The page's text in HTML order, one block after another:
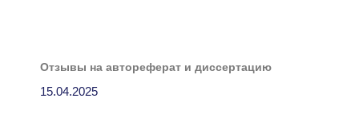
Отзывы на автореферат и диссертацию
15.04.2025